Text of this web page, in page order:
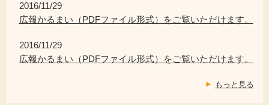
2016/11/29
広報かるまい（PDFファイル形式）をご覧いただけます。
2016/11/29
広報かるまい（PDFファイル形式）をご覧いただけます。
もっと見る